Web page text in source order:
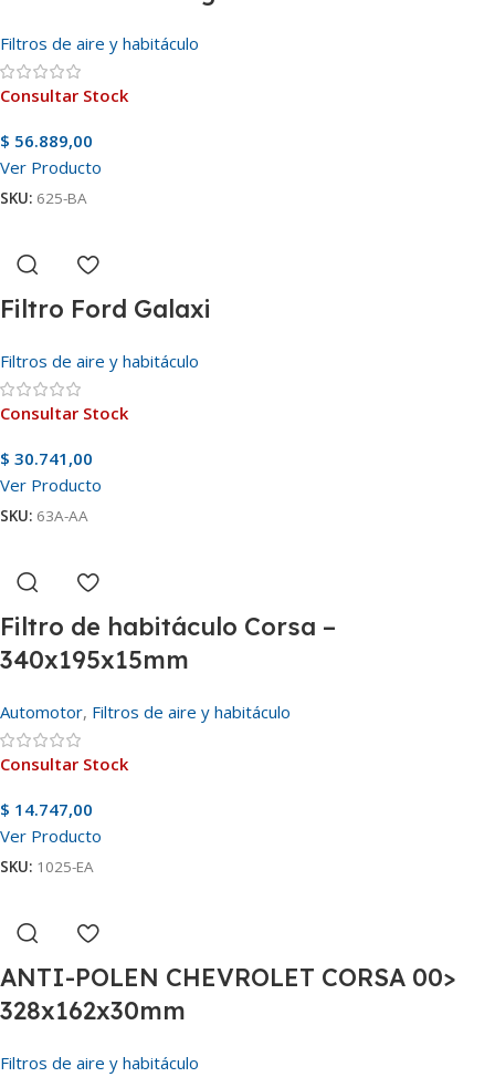
Filtros de aire y habitáculo
Consultar Stock
$ 56.889,00
Ver Producto
SKU: 625-BA
Filtro Ford Galaxi
Filtros de aire y habitáculo
Consultar Stock
$ 30.741,00
Ver Producto
SKU: 63A-AA
Filtro de habitáculo Corsa –
340x195x15mm
Automotor, Filtros de aire y habitáculo
Consultar Stock
$ 14.747,00
Ver Producto
SKU: 1025-EA
ANTI-POLEN CHEVROLET CORSA 00>
328x162x30mm
Filtros de aire y habitáculo